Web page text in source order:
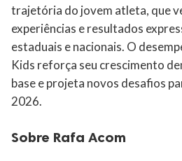
trajetória do jovem atleta, que
experiências e resultados
estaduais e nacionais. O
Kids reforça seu crescimento
base e projeta novos desafios
2026.
Sobre Rafa Acom